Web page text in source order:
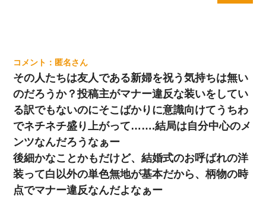
匿名
その人たちは友人である新婦を祝う気持ちは無い
のだろうか？投稿主がマナー違反な装いをしてい
る訳でもないのにそこばかりに意識向けてうちわ
でネチネチ盛り上がって…….結局は自分中心のメ
ンツなんだろうなぁー
後細かなことかもだけど、結婚式のお呼ばれの洋
装って白以外の単色無地が基本だから、柄物の時
点でマナー違反なんだよなぁー